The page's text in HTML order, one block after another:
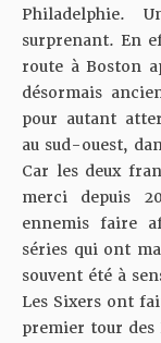
Philadelphie.
surprenant. En
route à Boston
désormais
pour autant
au sud-ouest,
Car les deux
merci depuis
ennemis faire
séries qui ont
souvent été à
Les Sixers ont
premier tour des